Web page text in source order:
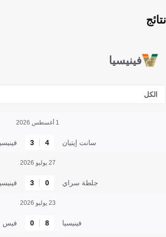
فينيسيا
نتائج
الكل
1 أغسطس 2026
سانت إيتيان 4
3
27 يوليو 2026
جلطة سراي 0
3
23 يوليو 2026
فينيسيا 8
0 فيس